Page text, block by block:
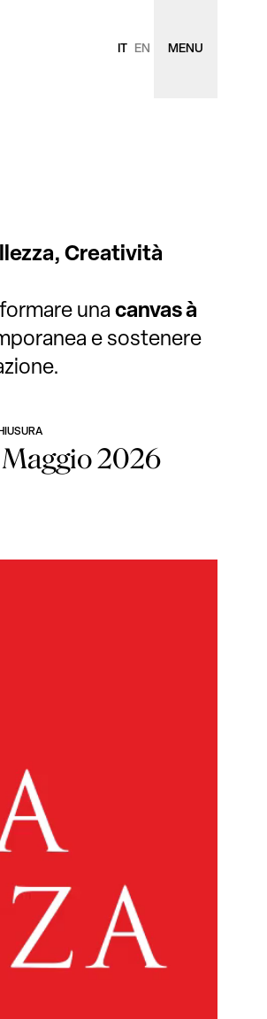
IT EN MENU
Creatività
una canvas à
e sostenere
2026